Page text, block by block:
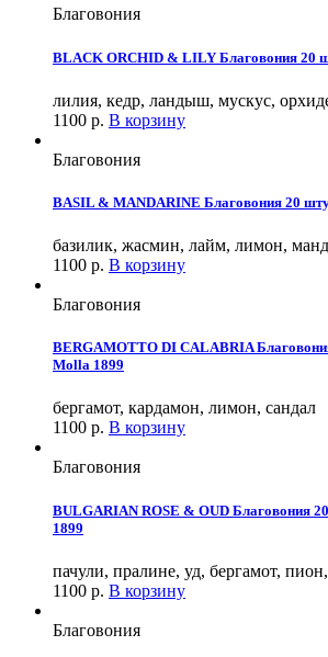
Благовония
BLACK ORCHID & LILY Благовония 20
лилия, кедр, ландыш, мускус,
1100 р. В корзину
Благовония
BASIL & MANDARINE Благовония 20
базилик, жасмин, лайм, лимон,
1100 р. В корзину
Благовония
BERGAMOTTO DI CALABRIA
Molla 1899
бергамот, кардамон, лимон, сандал
1100 р. В корзину
Благовония
BULGARIAN ROSE & OUD Благовония
1899
пачули, пралине, уд, бергамот,
1100 р. В корзину
Благовония